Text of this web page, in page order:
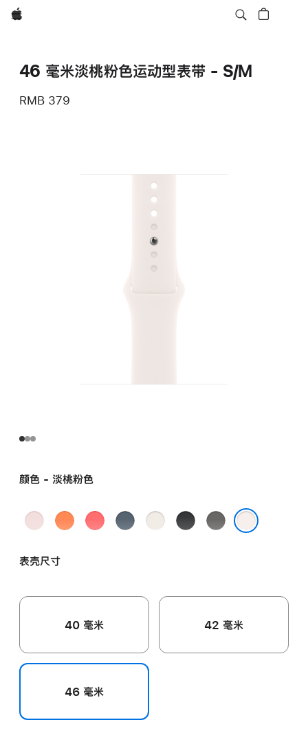
Apple
46 毫米淡桃粉色运动型表带 - S/M
RMB 379
颜色 - 淡桃粉色
浅
色
柑
色
亮
铁
星
黑
岩
表壳尺寸
40 毫米 42 毫米
46 毫米